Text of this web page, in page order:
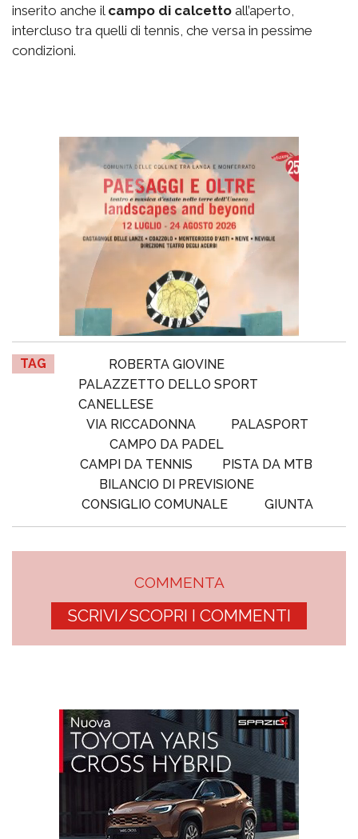
inserito anche il campo di calcetto all’aperto,
intercluso tra quelli di tennis, che versa in pessime
condizioni.
TAG
ROBERTA GIOVINE
PALAZZETTO DELLO SPORT
CANELLESE
VIA RICCADONNA
PALASPORT
CAMPO DA PADEL
CAMPI DA TENNIS
PISTA DA MTB
BILANCIO DI PREVISIONE
CONSIGLIO COMUNALE
GIUNTA
COMMENTA
SCRIVI/SCOPRI I COMMENTI